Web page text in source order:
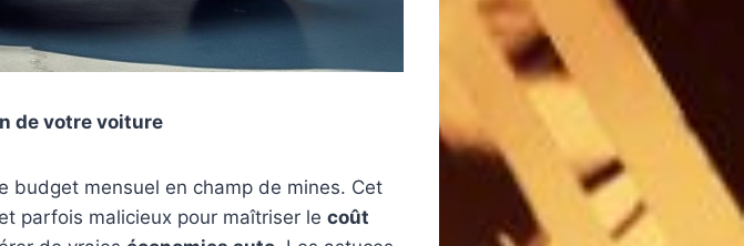
de votre voiture
budget mensuel en champ de mines. Cet
parfois malicieux pour maîtriser le coût